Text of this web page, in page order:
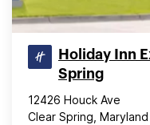
Holiday Inn
Spring
12426 Houck Ave
Clear Spring,